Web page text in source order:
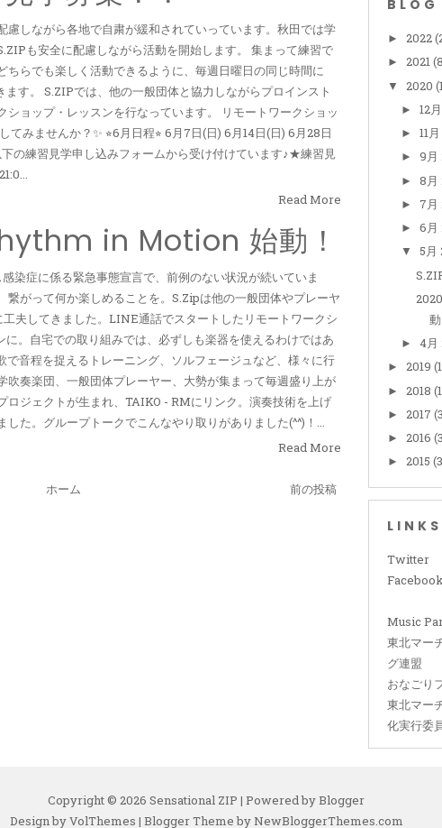
しながら各地で自粛が緩和されていっています。秋田では学
も安全に配慮しながら活動を開始します。 集まって練習で
ちらでも楽しく活動できるように、毎週日曜日の同じ時間に
す。 S.ZIPでは、他の一般団体と協力しながらプロインスト
ョップ・レッスンを行なっています。 リモートワークショッ
みませんか？✨ ⭐︎6月日程⭐︎ 6月7日(日) 6月14日(日) 6月28日
の練習見学申し込みフォームから受け付けています♪★練習見
Read More
in Motion 始動！
染症に係る緊急事態宣言で、前例のない状況が続いていま
がって何か楽しめることを。S.Zipは他の一般団体やプレーヤ
夫してきました。LINE通話でスタートしたリモートワークシ
。自宅での取り組みでは、必ずしも楽器を使えるわけではあ
音程を捉えるトレーニング、ソルフェージュなど、様々に行
吹奏楽団、一般団体プレーヤー、大勢が集まって毎週盛り上が
ロジェクトが生まれ、TAIKO - RMにリンク。演奏技術を上げ
た。グループトークでこんなやり取りがありました(^^)！...
Read More
前の投稿
ホーム
BLOG
► 2022
► 2021
▼ 2020
►12
►11
►9
►8
► 7
►6
▼ 5
動
►4
► 2019
► 2018
► 2017
► 2016
► 2015
LINKS
Twitter
Music
東北マー
グ連盟
おなごり
東北マー
化実行委
Copyright © 2026 Sensational ZIP | Powered byBlogger
Design byVolThemes | Blogger Theme byNewBloggerThemes.com